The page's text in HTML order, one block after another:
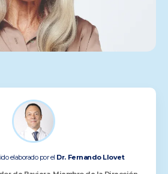
elaborado por el Dr. Fernando Llovet